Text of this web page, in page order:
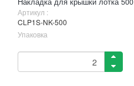
Артикул :
CLP1S-NK-500
Упаковка